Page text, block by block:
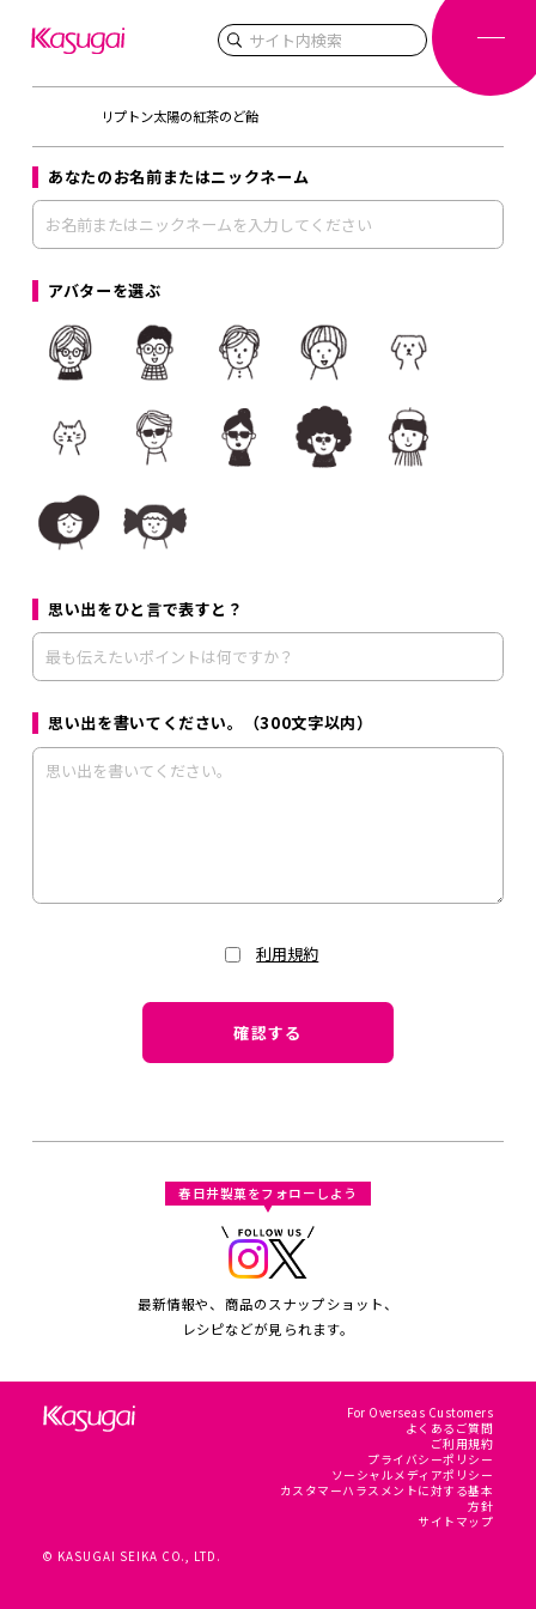
検索
リプトン太陽の紅茶のど飴
あなたのお名前またはニックネーム
アバターを選ぶ
思い出をひと言で表すと？
思い出を書いてください。（300文字以内）
利用規約
春日井製菓をフォローしよう
最新情報や、商品のスナップショット、
レシピなどが見られます。
© KASUGAI SEIKA CO., LTD.
For Overseas Customers
よくあるご質問
ご利用規約
プライバシーポリシー
ソーシャルメディアポリシー
カスタマーハラスメントに対する基本
方針
サイトマップ